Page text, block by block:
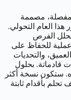
مفصلة، مصممة
العام التحولي.
الفرص
للحفاظ على
والتحديات
قادماتة. بحلول
بدأه. ستكون نسخة أكثر
بأقدام ثابتة